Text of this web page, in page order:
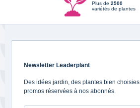
Plus de 2500
variétés de plantes
Newsletter Leaderplant
Des idées jardin, des plantes bien
promos réservées à nos abonnés.